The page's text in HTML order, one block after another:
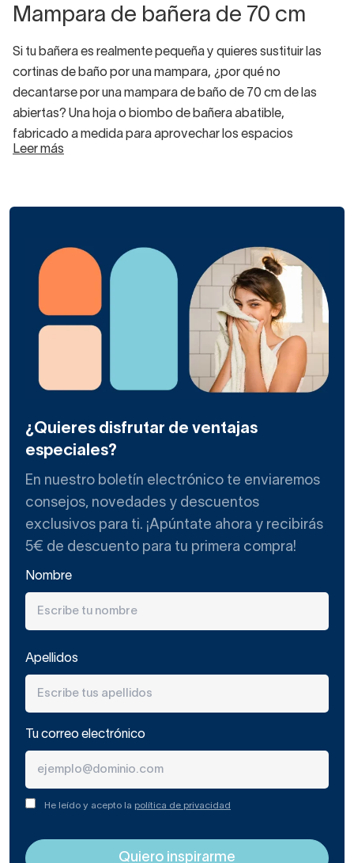
Mampara de bañera de 70 cm
Si tu bañera es realmente pequeña y quieres sustituir las
cortinas de baño por una mampara, ¿por qué no
decantarse por una mampara de baño de 70 cm de las
abiertas? Una hoja o biombo de bañera abatible,
fabricado a medida para aprovechar los espacios
pequeños, es siempre una buena solución. Ganarás en
bañera estrecha y abierta te ahorras eso, sin tener que
hacer un gran desembolso económico. ¡Verás cómo te
encanta desde el primer día! Además, una mampara de
bañera de 70 cm es cómoda de utilizar,genera
espaciosidad en baños pequeños y se limpia
. Las hay incluso con antical para simplificar
aún más su mantenimiento.
tienen anchos mínimos de 80 cm, es posible encontrar una
mampara de bañera de 70 cm
que resulte muy cara
. De cristal templado de
serigrafiado, aprovecharás muy bien el espacio cuando el
aseo es reducido, al mismo tiempo que generarás ligereza
visual y transparencia. ¡Verás cómo la estancia gana
metros!
¿Cómo elijo mi mampara de
bañera de 70 cm?
hoja (abatible), sin particiones, para que genere la máxima
espaciosidad y replique más la luz. ¡No olvides enfatizar
este truco de interiorista con un buen espejo!
Leer más
¿Quieres disfrutar de ventajas
especiales?
En nuestro boletín electrónico te enviaremos
consejos, novedades y descuentos
exclusivos para ti. ¡Apúntate ahora y recibirás
5€ de descuento para tu primera compra!
Nombre
Apellidos
Tu correo electrónico
He leído y acepto la política de privacidad